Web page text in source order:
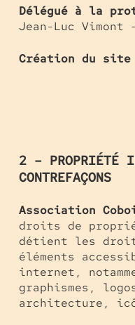
Délégué à la
Jean-Luc Vimont
Création du
2 – PROPRIÉTÉ
CONTREFAÇONS
Association
droits de
détient les
éléments
internet,
graphismes,
architecture,